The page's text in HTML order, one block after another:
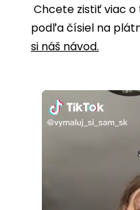
Chcete zistiť viac
podľa čísiel na
si náš návod.